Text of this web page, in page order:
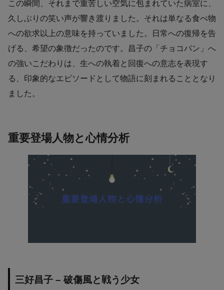
この瞬間、それまで重苦しい空気に包まれていた病室に、
久しぶりの笑い声が響き渡りました。それは単なる食べ物
への欲求以上の意味を持っていました。日常への復帰を告
げる、希望の象徴だったのです。昌子の「チョコパン」へ
の強いこだわりは、生への執着と回復への意志を表現す
る、印象的なエピソードとして物語に刻まれることとなり
ました。
重要登場人物と心情分析
三好昌子 – 破傷風と戦う少女